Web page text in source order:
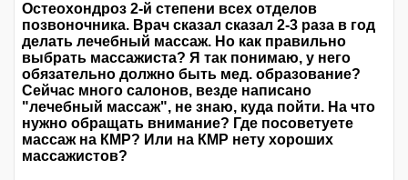
Остеохондроз 2-й степени всех отделов
позвоночника. Врач сказал сказал 2-3 раза в год
делать лечебный массаж. Но как правильно
выбрать массажиста? Я так понимаю, у него
обязательно должно быть мед. образование?
Сейчас много салонов, везде написано
"лечебный массаж", не знаю, куда пойти. На что
нужно обращать внимание? Где посоветуете
массаж на КМР? Или на КМР нету хороших
массажистов?